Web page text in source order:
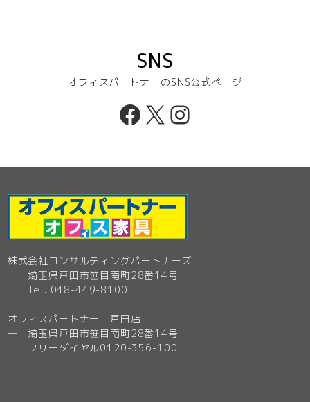
SNS
オフィスパートナーのSNS公式ページ
Facebook
X Instagram
株式会社コンサルティングパートナーズ
─ 埼玉県戸田市笹目南町28番14号
Tel. 048-449-8100
オフィスパートナー 戸田店
─ 埼玉県戸田市笹目南町28番14号
フリーダイヤル0120-356-100